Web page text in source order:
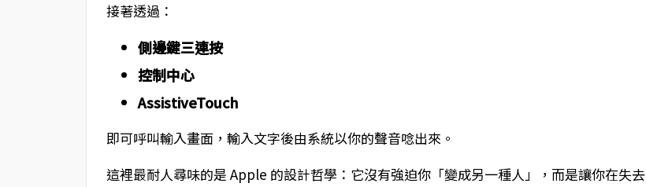
接著透過：
側邊鍵三連按
控制中心
AssistiveTouch
即可呼叫輸入畫面，輸入文字後由系統以你的聲音唸出來。
這裡最耐人尋味的是 Apple 的設計哲學：它沒有強迫你「變成另一種人」，而是讓你在失去